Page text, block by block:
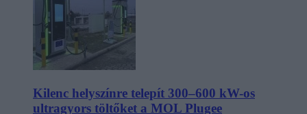
Kilenc helyszínre telepít 300–600 kW-os
ultragyors töltőket a MOL Plugee